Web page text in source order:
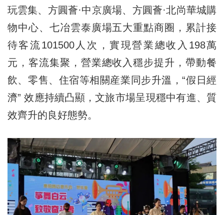
玩雲集、方圓薈·中京廣場、方圓薈·北尚華城購
物中心、七冶雲泰廣場五大重點商圈，累計接
待客流101500人次，實現營業總收入198萬
元，客流集聚，營業總收入穩步提升，帶動餐
飲、零售、住宿等相關産業同步升溫，“假日經
濟” 效應持續凸顯，文旅市場呈現穩中有進、質
效齊升的良好態勢。